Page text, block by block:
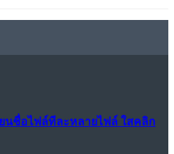
ยนชื่อไฟล์ทีละหลายไฟล์ ใสคลิก